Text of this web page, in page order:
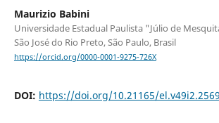
Maurizio Babini
Universidade Estadual Paulista "Júlio de
São José do Rio Preto, São Paulo, Brasil
https://orcid.org/0000-0001-9275-726X
DOI: https://doi.org/10.21165/el.v49i2.2569